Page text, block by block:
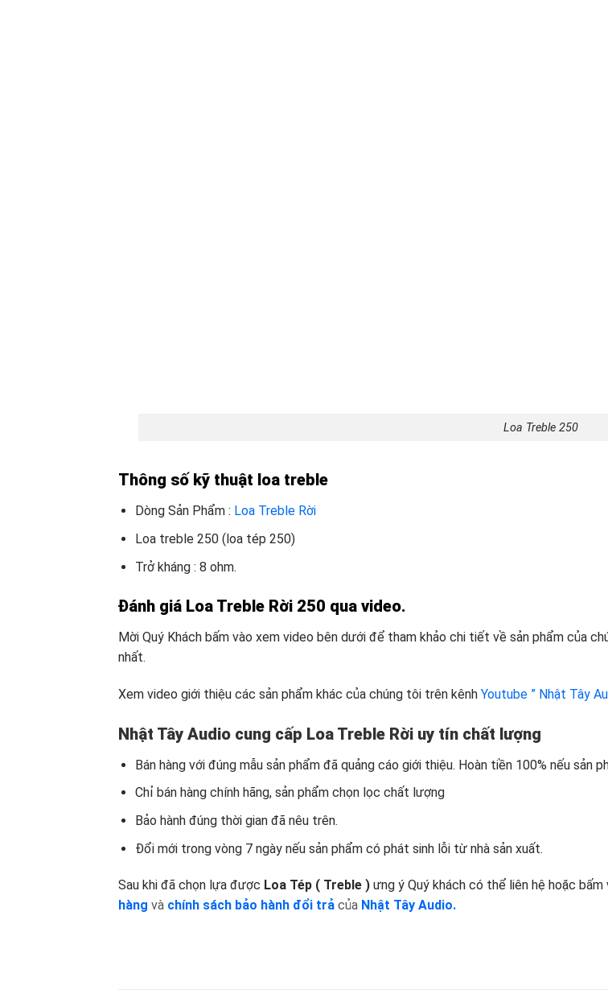
Loa Treble 250
Thông số kỹ thuật loa treble
Dòng Sản Phẩm : Loa Treble Rời
Loa treble 250 (loa tép 250)
Trở kháng : 8 ohm.
Đánh giá Loa Treble Rời 250 qua video.
Mời Quý Khách bấm vào xem video bên dưới để tham khảo chi tiết về sản phẩm của
nhất.
Xem video giới thiệu các sản phẩm khác của chúng tôi trên kênh Youtube ” Nhật Tây
Nhật Tây Audio cung cấp Loa Treble Rời uy tín chất lượng
Bán hàng với đúng mẫu sản phẩm đã quảng cáo giới thiệu. Hoàn tiền 100% nếu sản
Chỉ bán hàng chính hãng, sản phẩm chọn lọc chất lượng
Bảo hành đúng thời gian đã nêu trên.
Đổi mới trong vòng 7 ngày nếu sản phẩm có phát sinh lỗi từ nhà sản xuất.
Sau khi đã chọn lựa được Loa Tép ( Treble ) ưng ý Quý khách có thể liên hệ hoặc
hàng và chính sách bảo hành đổi trả của Nhật Tây Audio.